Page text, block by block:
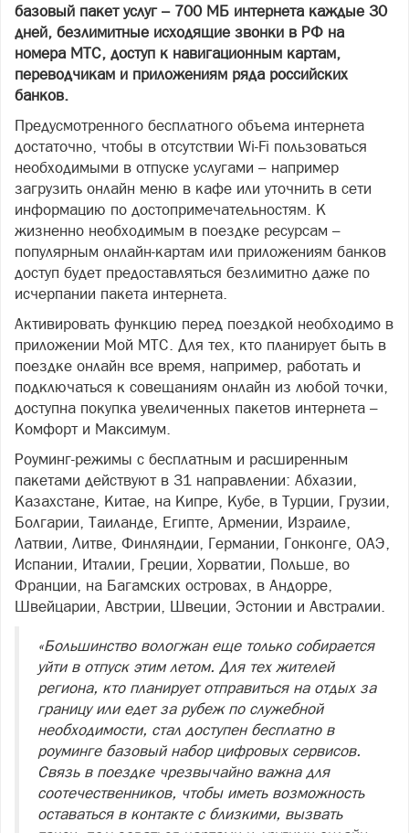
базовый пакет услуг – 700 МБ интернета каждые 30
дней, безлимитные исходящие звонки в РФ на
номера МТС, доступ к навигационным картам,
переводчикам и приложениям ряда российских
банков.
Предусмотренного бесплатного объема интернета
достаточно, чтобы в отсутствии Wi-Fi пользоваться
необходимыми в отпуске услугами – например
загрузить онлайн меню в кафе или уточнить в сети
информацию по достопримечательностям. К
жизненно необходимым в поездке ресурсам –
популярным онлайн-картам или приложениям банков
доступ будет предоставляться безлимитно даже по
исчерпании пакета интернета.
Активировать функцию перед поездкой необходимо в
приложении Мой МТС. Для тех, кто планирует быть в
поездке онлайн все время, например, работать и
подключаться к совещаниям онлайн из любой точки,
доступна покупка увеличенных пакетов интернета –
Комфорт и Максимум.
Роуминг-режимы с бесплатным и расширенным
пакетами действуют в 31 направлении: Абхазии,
Казахстане, Китае, на Кипре, Кубе, в Турции, Грузии,
Болгарии, Таиланде, Египте, Армении, Израиле,
Латвии, Литве, Финляндии, Германии, Гонконге, ОАЭ,
Испании, Италии, Греции, Хорватии, Польше, во
Франции, на Багамских островах, в Андорре,
Швейцарии, Австрии, Швеции, Эстонии и Австралии.
«Большинство вологжан еще только собирается
уйти в отпуск этим летом. Для тех жителей
региона, кто планирует отправиться на отдых за
границу или едет за рубеж по служебной
необходимости, стал доступен бесплатно в
роуминге базовый набор цифровых сервисов.
Связь в поездке чрезвычайно важна для
соотечественников, чтобы иметь возможность
оставаться в контакте с близкими, вызвать